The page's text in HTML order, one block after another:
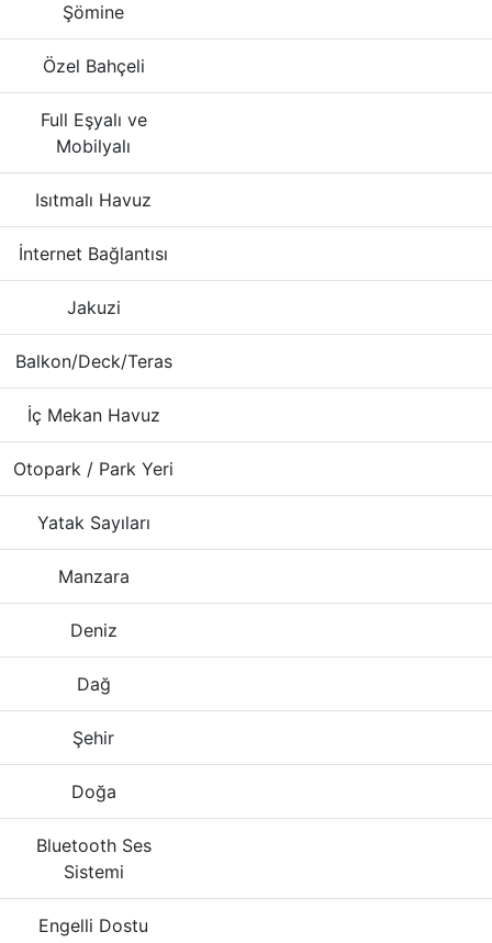
Şömine
Özel Bahçeli
Full Eşyalı ve
Mobilyalı
Isıtmalı Havuz
İnternet Bağlantısı
Jakuzi
Balkon/Deck/Teras
İç Mekan Havuz
Otopark / Park Yeri
Yatak Sayıları
Manzara
Deniz
Dağ
Şehir
Doğa
Bluetooth Ses
Sistemi
Engelli Dostu